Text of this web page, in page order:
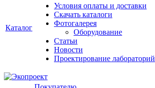
Каталог
Условия оплаты и доставки
Скачать каталоги
Фотогалерея
Оборудование
Статьи
Новости
Проектирование лабораторий